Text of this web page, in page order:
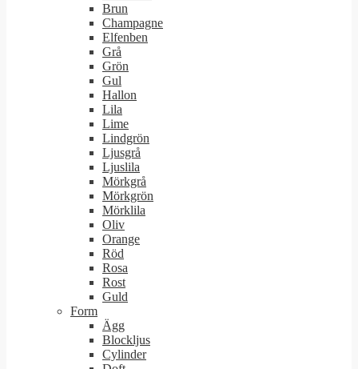
Brun
Champagne
Elfenben
Grå
Grön
Gul
Hallon
Lila
Lime
Lindgrön
Ljusgrå
Ljuslila
Mörkgrå
Mörkgrön
Mörklila
Oliv
Orange
Röd
Rosa
Rost
Guld
Form
Ägg
Blockljus
Cylinder